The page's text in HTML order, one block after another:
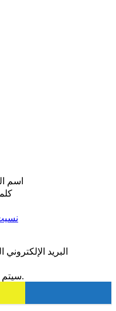
اسم
البريد
سيتم إرساله بالبريد الالكتروني كلمة سر لك.